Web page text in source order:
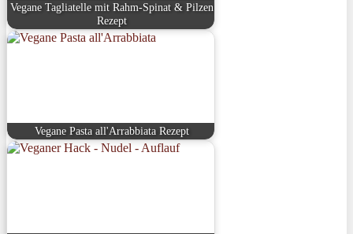
Vegane Tagliatelle mit Rahm-Spinat & Pilzen
Rezept
Vegane Pasta all'Arrabbiata Rezept